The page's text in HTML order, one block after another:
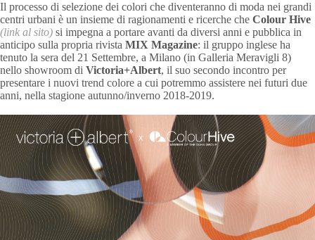
Il processo di selezione dei colori che diventeranno di moda nei grandi
centri urbani è un insieme di ragionamenti e ricerche che Colour Hive
(link al sito) si impegna a portare avanti da diversi anni e pubblica in
anticipo sulla propria rivista MIX Magazine: il gruppo inglese ha
tenuto la sera del 21 Settembre, a Milano (in Galleria Meravigli 8)
nello showroom di Victoria+Albert, il suo secondo incontro per
presentare i nuovi trend colore a cui potremmo assistere nei futuri due
anni, nella stagione autunno/inverno 2018-2019.